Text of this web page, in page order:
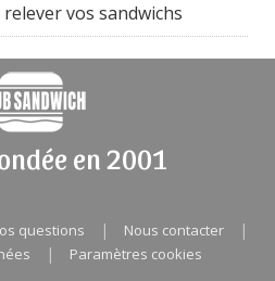
vos sandwichs
en 2001
questions | Nous contacter |
| Paramètres cookies